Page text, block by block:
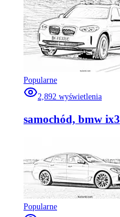
Popularne
2,892 wyświetlenia
samochód, bmw ix3
Popularne